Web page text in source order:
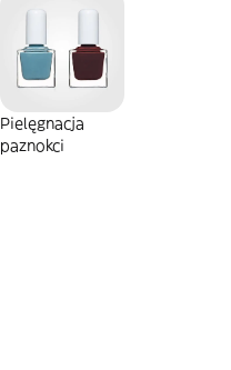
Pielęgnacja
paznokci